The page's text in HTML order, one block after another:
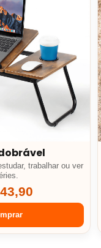
trabalhar ou ver